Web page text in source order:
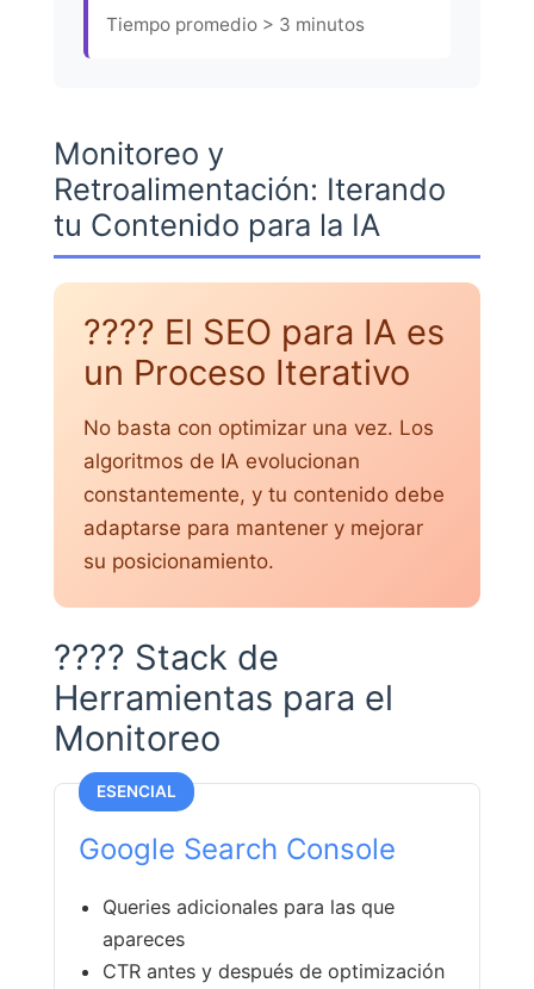
Tiempo promedio > 3 minutos
Monitoreo y
Retroalimentación: Iterando
tu Contenido para la IA
???? El SEO para IA es
un Proceso Iterativo
No basta con optimizar una vez. Los
algoritmos de IA evolucionan
constantemente, y tu contenido debe
adaptarse para mantener y mejorar
su posicionamiento.
???? Stack de
Herramientas para el
Monitoreo
ESENCIAL
Google Search Console
Queries adicionales para las que
apareces
CTR antes y después de optimización